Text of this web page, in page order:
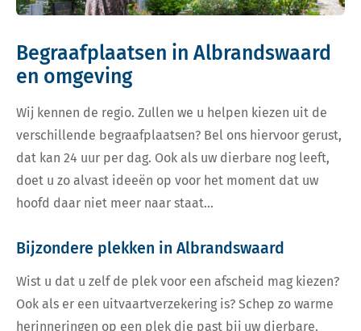
Begraafplaatsen in Albrandswaard
en omgeving
Wij kennen de regio. Zullen we u helpen kiezen uit de
verschillende begraafplaatsen? Bel ons hiervoor gerust,
dat kan 24 uur per dag. Ook als uw dierbare nog leeft,
doet u zo alvast ideeën op voor het moment dat uw
hoofd daar niet meer naar staat…
Bijzondere plekken in Albrandswaard
Wist u dat u zelf de plek voor een afscheid mag kiezen?
Ook als er een uitvaartverzekering is? Schep zo warme
herinneringen op een plek die past bij uw dierbare.